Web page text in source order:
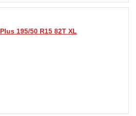
195/50 R15 82T XL